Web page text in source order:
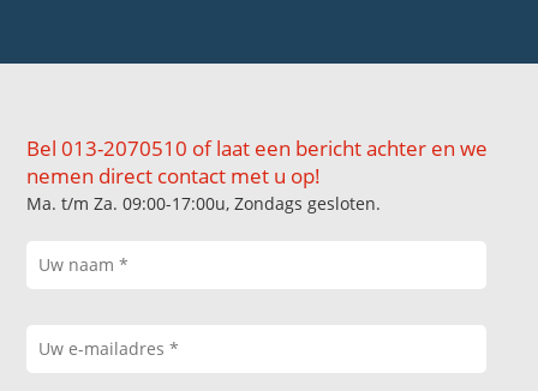
Bel 013-2070510 of laat een bericht achter en we
nemen direct contact met u op!
Ma. t/m Za. 09:00-17:00u, Zondags gesloten.